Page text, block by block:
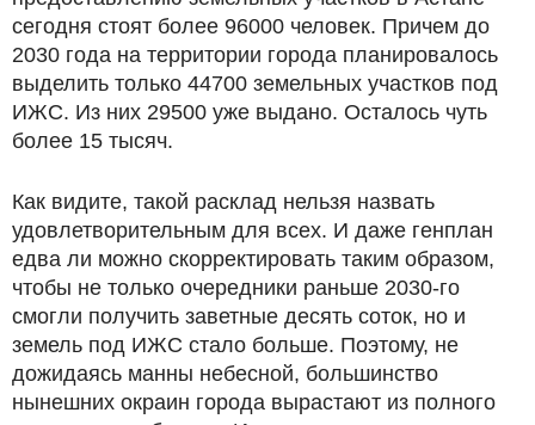
сегодня стоят более 96000 человек. Причем до
2030 года на территории города планировалось
выделить только 44700 земельных участков под
ИЖС. Из них 29500 уже выдано. Осталось чуть
более 15 тысяч.
Как видите, такой расклад нельзя назвать
удовлетворительным для всех. И даже генплан
едва ли можно скорректировать таким образом,
чтобы не только очередники раньше 2030-го
смогли получить заветные десять соток, но и
земель под ИЖС стало больше. Поэтому, не
дожидаясь манны небесной, большинство
нынешних окраин города вырастают из полного